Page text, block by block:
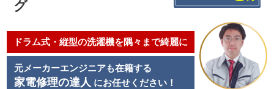
グ
ドラム式・縦型の洗濯機を隅々まで綺麗に
元メーカーエンジニアも在籍する
家電修理の達人 にお任せください！